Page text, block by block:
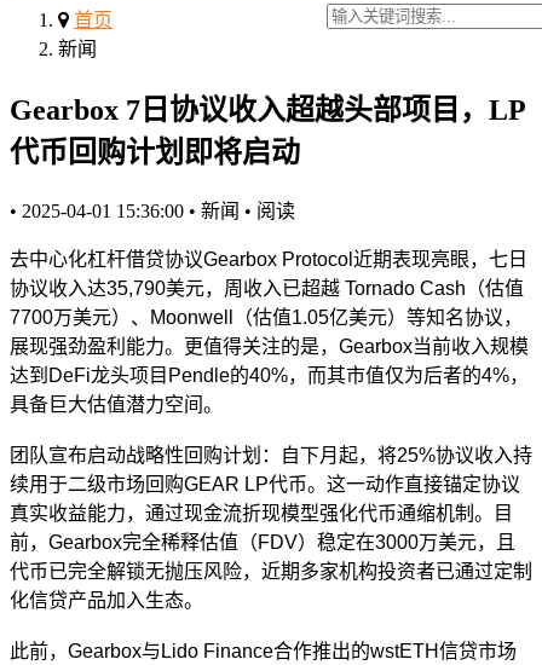
首页
新闻
Gearbox 7日协议收入超越头部项目，LP
代币回购计划即将启动
• 2025-04-01 15:36:00 • 新闻 • 阅读
去中心化杠杆借贷协议Gearbox Protocol近期表现亮眼，七日
协议收入达35,790美元，周收入已超越 Tornado Cash（估值
7700万美元）、Moonwell（估值1.05亿美元）等知名协议，
展现强劲盈利能力。更值得关注的是，Gearbox当前收入规模
达到DeFi龙头项目Pendle的40%，而其市值仅为后者的4%，
具备巨大估值潜力空间。
团队宣布启动战略性回购计划：自下月起，将25%协议收入持
续用于二级市场回购GEAR LP代币。这一动作直接锚定协议
真实收益能力，通过现金流折现模型强化代币通缩机制。目
前，Gearbox完全稀释估值（FDV）稳定在3000万美元，且
代币已完全解锁无抛压风险，近期多家机构投资者已通过定制
化信贷产品加入生态。
此前， Gearbox与Lido Finance合作推出的wstETH信贷市场